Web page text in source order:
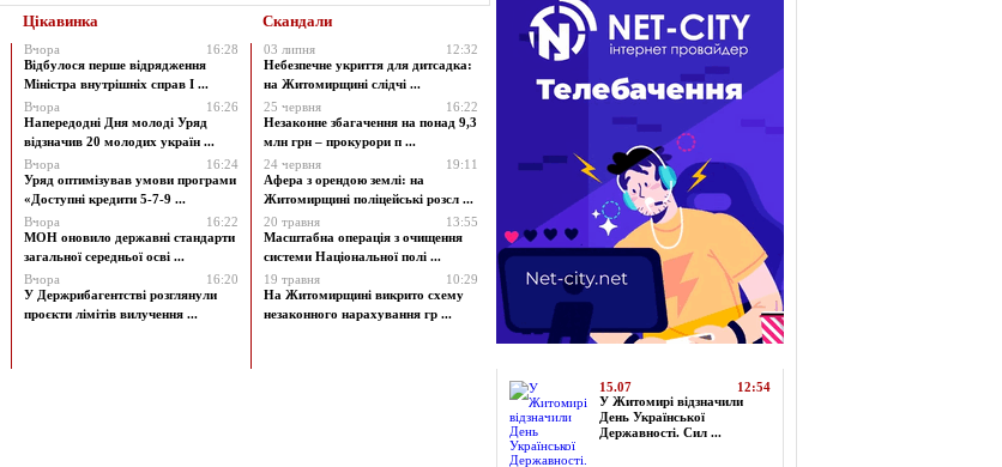
Цікавинка Скандали
Вчора
16:28
Відбулося перше відрядження
Міністра внутрішніх справ І ...
Вчора
16:26
Напередодні Дня молоді Уряд
відзначив 20 молодих україн ...
Вчора
16:24
Уряд оптимізував умови програми
«Доступні кредити 5-7-9 ...
Вчора
16:22
МОН оновило державні стандарти
загальної середньої осві ...
Вчора
16:20
У Держрибагентстві розглянули
проєкти лімітів вилучення ...
03 липня
12:32
Небезпечне укриття для дитсадка:
на Житомирщині слідчі ...
25 червня
16:22
Незаконне збагачення на понад 9,3
млн грн – прокурори п ...
24 червня
19:11
Афера з орендою землі: на
Житомирщині поліцейські розсл ...
20 травня
13:55
Масштабна операція з очищення
системи Національної полі ...
19 травня
10:29
На Житомирщині викрито схему
незаконного нарахування гр ...
15.07
12:54
У Житомирі відзначили
День Української
Державності. Сил ...